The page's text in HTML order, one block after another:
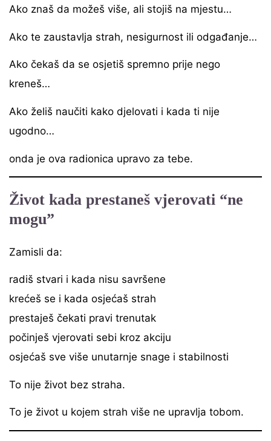
Ako znaš da možeš više, ali stojiš na mjestu…
Ako te zaustavlja strah, nesigurnost ili odgađanje…
Ako čekaš da se osjetiš spremno prije nego
kreneš…
Ako želiš naučiti kako djelovati i kada ti nije
ugodno…
onda je ova radionica upravo za tebe.
Život kada prestaneš vjerovati “ne
mogu”
Zamisli da:
radiš stvari i kada nisu savršene
krećeš se i kada osjećaš strah
prestaješ čekati pravi trenutak
počinješ vjerovati sebi kroz akciju
osjećaš sve više unutarnje snage i stabilnosti
To nije život bez straha.
To je život u kojem strah više ne upravlja tobom.